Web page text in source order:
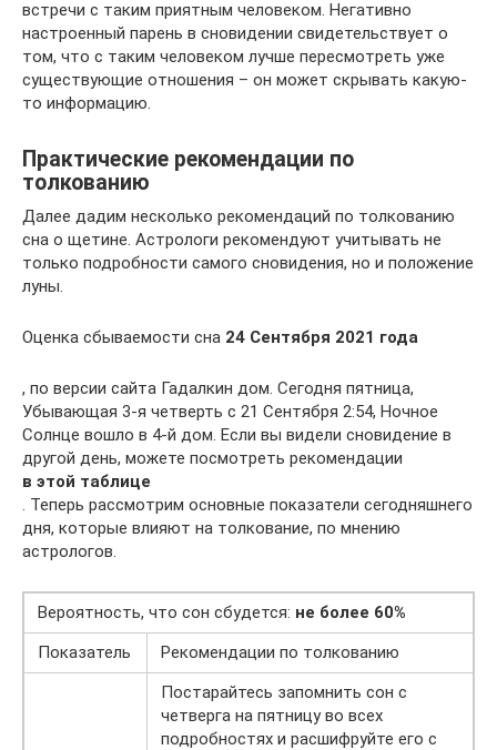
встречи с таким приятным человеком. Негативно
настроенный парень в сновидении свидетельствует о
том, что с таким человеком лучше пересмотреть уже
существующие отношения – он может скрывать какую-
то информацию.
Практические рекомендации по
толкованию
Далее дадим несколько рекомендаций по толкованию
сна о щетине. Астрологи рекомендуют учитывать не
только подробности самого сновидения, но и положение
луны.
Оценка сбываемости сна 24 Сентября 2021 года
, по версии сайта Гадалкин дом. Сегодня пятница,
Убывающая 3-я четверть с 21 Сентября 2:54, Ночное
Солнце вошло в 4-й дом. Если вы видели сновидение в
другой день, можете посмотреть рекомендации
в этой таблице
. Теперь рассмотрим основные показатели сегодняшнего
дня, которые влияют на толкование, по мнению
астрологов.
Вероятность, что сон сбудется: не более 60%
Показатель
Рекомендации по толкованию
Постарайтесь запомнить сон с
четверга на пятницу во всех
подробностях и расшифруйте его с